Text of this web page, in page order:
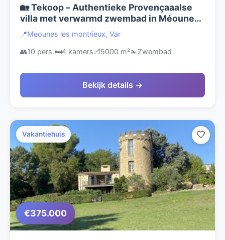
🏡 Tekoop – Authentieke Provençaaalse
villa met verwarmd zwembad in Méounes-
lès-Montrieux Droomt u van rust, ruimte
en de charme van de Provence?
📍Meounes les montrieux, Var
👥10 pers.🛏️4 kamers📐5000 m²🏊Zwembad
Bekijk details →
Vakantiehuis
€375.000
🤍